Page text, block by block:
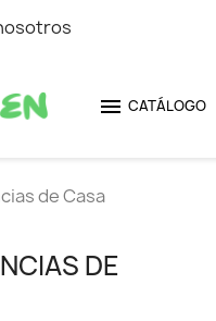
 CATÁLOGO
de Casa
DE